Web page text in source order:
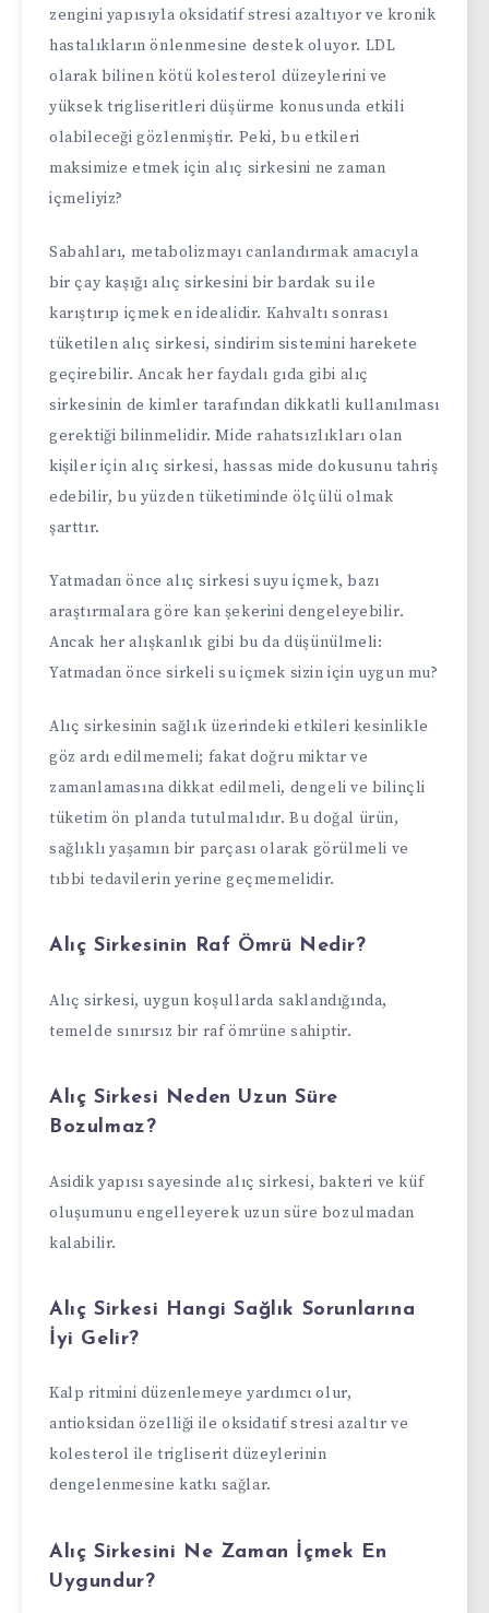
zengini yapısıyla oksidatif stresi azaltıyor ve kronik
hastalıkların önlenmesine destek oluyor. LDL
olarak bilinen kötü kolesterol düzeylerini ve
yüksek trigliseritleri düşürme konusunda etkili
olabileceği gözlenmiştir. Peki, bu etkileri
maksimize etmek için alıç sirkesini ne zaman
içmeliyiz?
Sabahları, metabolizmayı canlandırmak amacıyla
bir çay kaşığı alıç sirkesini bir bardak su ile
karıştırıp içmek en idealidir. Kahvaltı sonrası
tüketilen alıç sirkesi, sindirim sistemini harekete
geçirebilir. Ancak her faydalı gıda gibi alıç
sirkesinin de kimler tarafından dikkatli kullanılması
gerektiği bilinmelidir. Mide rahatsızlıkları olan
kişiler için alıç sirkesi, hassas mide dokusunu tahriş
edebilir, bu yüzden tüketiminde ölçülü olmak
şarttır.
Yatmadan önce alıç sirkesi suyu içmek, bazı
araştırmalara göre kan şekerini dengeleyebilir.
Ancak her alışkanlık gibi bu da düşünülmeli:
Yatmadan önce sirkeli su içmek sizin için uygun mu?
Alıç sirkesinin sağlık üzerindeki etkileri kesinlikle
göz ardı edilmemeli; fakat doğru miktar ve
zamanlamasına dikkat edilmeli, dengeli ve bilinçli
tüketim ön planda tutulmalıdır. Bu doğal ürün,
sağlıklı yaşamın bir parçası olarak görülmeli ve
tıbbi tedavilerin yerine geçmemelidir.
Alıç Sirkesinin Raf Ömrü Nedir?
Alıç sirkesi, uygun koşullarda saklandığında,
temelde sınırsız bir raf ömrüne sahiptir.
Alıç Sirkesi Neden Uzun Süre
Bozulmaz?
Asidik yapısı sayesinde alıç sirkesi, bakteri ve küf
oluşumunu engelleyerek uzun süre bozulmadan
kalabilir.
Alıç Sirkesi Hangi Sağlık Sorunlarına
İyi Gelir?
Kalp ritmini düzenlemeye yardımcı olur,
antioksidan özelliği ile oksidatif stresi azaltır ve
kolesterol ile trigliserit düzeylerinin
dengelenmesine katkı sağlar.
Alıç Sirkesini Ne Zaman İçmek En
Uygundur?